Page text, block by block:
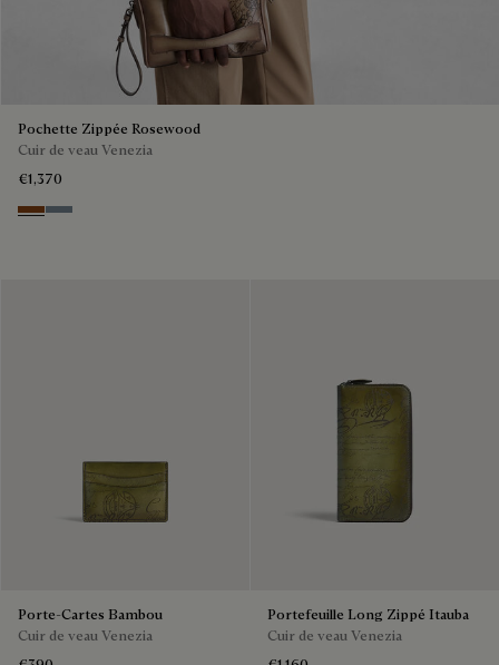
Pochette Zippée Rosewood
Cuir de veau Venezia
€1,370
Cachemire
Bleu Brume
Porte-Cartes Bambou
Cuir de veau Venezia
Portefeuille Long Zippé Itauba
Cuir de veau Venezia